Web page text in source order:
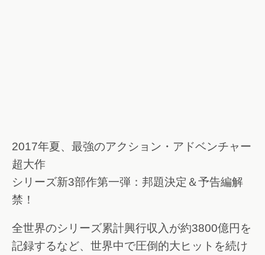
2017年夏、最強のアクション・アドベンチャー
超大作
シリーズ新3部作第一弾：邦題決定＆予告編解
禁！
全世界のシリーズ累計興行収入が約3800億円を
記録するなど、世界中で圧倒的大ヒットを続け